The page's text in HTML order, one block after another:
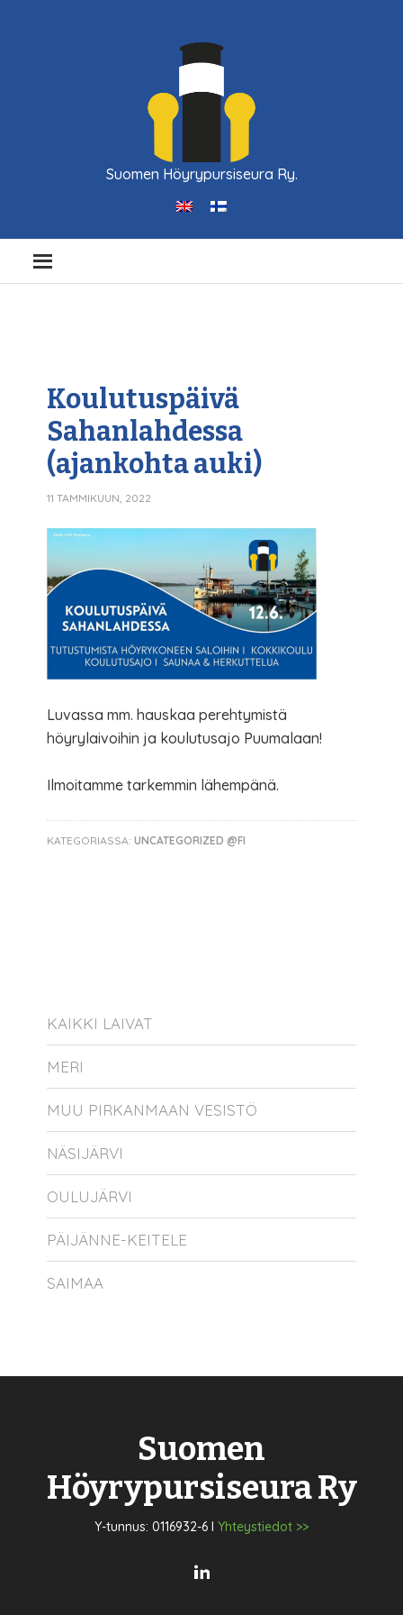
Suomen Höyrypursiseura Ry.
Koulutuspäivä
Sahanlahdessa
(ajankohta auki)
11 TAMMIKUUN, 2022
Luvassa mm. hauskaa perehtymistä
höyrylaivoihin ja koulutusajo Puumalaan!
Ilmoitamme tarkemmin lähempänä.
KATEGORIASSA:UNCATEGORIZED @FI
KAIKKI LAIVAT
MERI
MUU PIRKANMAAN VESISTÖ
NÄSIJÄRVI
OULUJÄRVI
PÄIJÄNNE-KEITELE
SAIMAA
Suomen
Höyrypursiseura Ry
Y-tunnus: 0116932-6 I Yhteystiedot >>